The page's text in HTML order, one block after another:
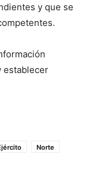
y que se
establecer
Norte